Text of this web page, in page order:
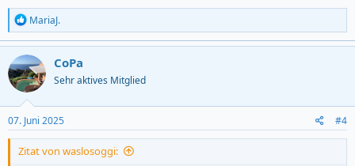
R
e
a
c
t
i
o
n
s
:
MariaJ.
CoPa
Sehr aktives Mitglied
07. Juni 2025 #4
Zitat von waslosoggi: